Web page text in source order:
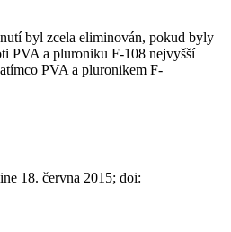
byl zcela eliminován, pokud byly
PVA a pluroniku F-108 nejvyšší
PVA a pluronikem F-
18. června 2015; doi: